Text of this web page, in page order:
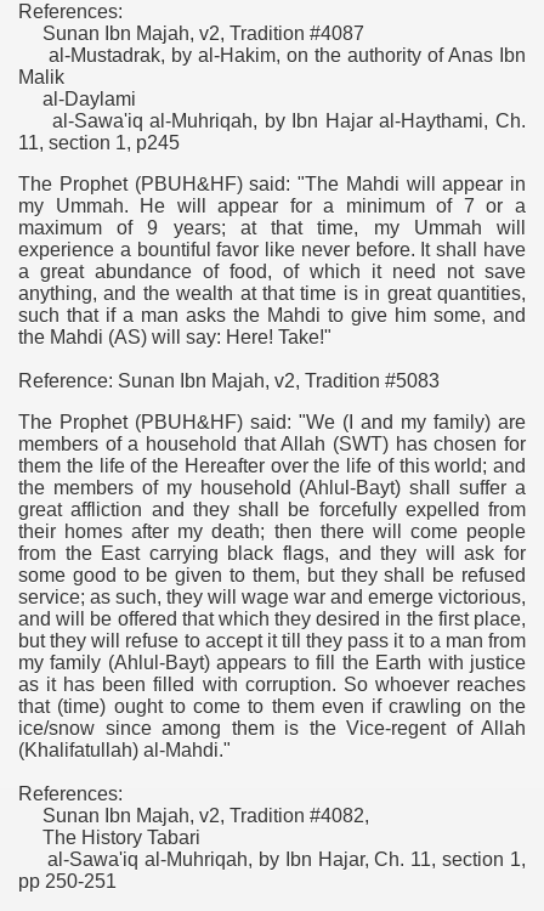
References:
Sunan Ibn Majah, v2, Tradition #4087
al-Mustadrak, by al-Hakim, on the authority of Anas Ibn
Malik
al-Daylami
al-Sawa'iq al-Muhriqah, by Ibn Hajar al-Haythami, Ch.
11, section 1, p245
The Prophet (PBUH&HF) said: "The Mahdi will appear in
my Ummah. He will appear for a minimum of 7 or a
maximum of 9 years; at that time, my Ummah will
experience a bountiful favor like never before. It shall have
a great abundance of food, of which it need not save
anything, and the wealth at that time is in great quantities,
such that if a man asks the Mahdi to give him some, and
the Mahdi (AS) will say: Here! Take!"
Reference: Sunan Ibn Majah, v2, Tradition #5083
The Prophet (PBUH&HF) said: "We (I and my family) are
members of a household that Allah (SWT) has chosen for
them the life of the Hereafter over the life of this world; and
the members of my household (Ahlul-Bayt) shall suffer a
great affliction and they shall be forcefully expelled from
their homes after my death; then there will come people
from the East carrying black flags, and they will ask for
some good to be given to them, but they shall be refused
service; as such, they will wage war and emerge victorious,
and will be offered that which they desired in the first place,
but they will refuse to accept it till they pass it to a man from
my family (Ahlul-Bayt) appears to fill the Earth with justice
as it has been filled with corruption. So whoever reaches
that (time) ought to come to them even if crawling on the
ice/snow since among them is the Vice-regent of Allah
(Khalifatullah) al-Mahdi."
References:
Sunan Ibn Majah, v2, Tradition #4082,
The History Tabari
al-Sawa'iq al-Muhriqah, by Ibn Hajar, Ch. 11, section 1,
pp 250-251